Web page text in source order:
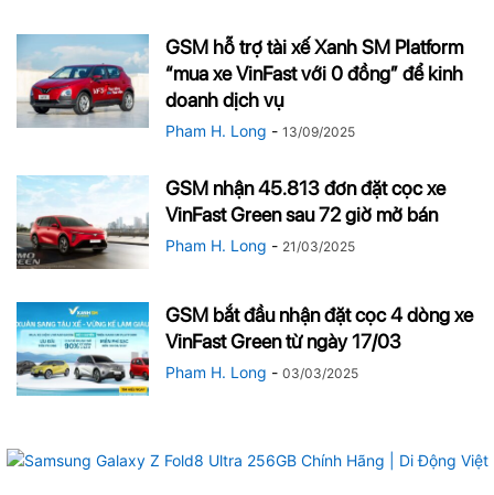
GSM hỗ trợ tài xế Xanh SM Platform
“mua xe VinFast với 0 đồng” để kinh
doanh dịch vụ
Pham H. Long - 13/09/2025
GSM nhận 45.813 đơn đặt cọc xe
VinFast Green sau 72 giờ mở bán
Pham H. Long - 21/03/2025
GSM bắt đầu nhận đặt cọc 4 dòng xe
VinFast Green từ ngày 17/03
Pham H. Long - 03/03/2025